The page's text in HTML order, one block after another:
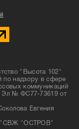
"Высота 102"
по надзору в сфере
коммуникаций
Эл № ФС77-73619 от
Евгения
"СВЖ "ОСТРОВ"